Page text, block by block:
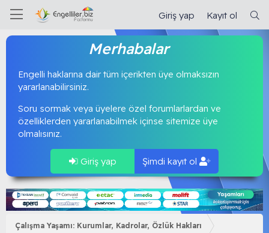
Giriş yap Kayıt ol
Merhabalar
Engelli haklarına dair tüm içerikten üye olmaksızın
yararlanabilirsiniz.
Soru sormak veya üyelere özel forumlarlardan ve
özelliklerden yararlanabilmek içinse sitemize üye
olmalısınız.
Giriş yap Şimdi kayıt ol
Çalışma Yaşamı: Kurumlar, Kadrolar, Özlük Hakları